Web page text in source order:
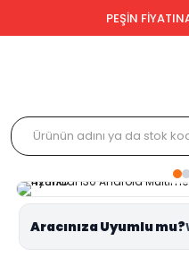
PEŞİN
Aracınıza Uyumlu mu?